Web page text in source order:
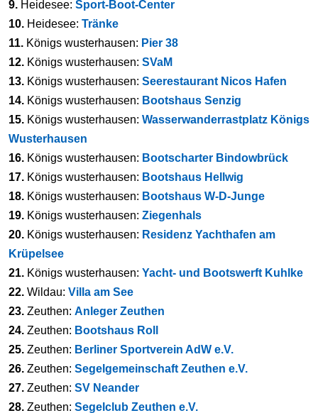
9. Heidesee: Sport-Boot-Center
10. Heidesee: Tränke
11. Königs wusterhausen: Pier 38
12. Königs wusterhausen: SVaM
13. Königs wusterhausen: Seerestaurant Nicos Hafen
14. Königs wusterhausen: Bootshaus Senzig
15. Königs wusterhausen: Wasserwanderrastplatz Königs
Wusterhausen
16. Königs wusterhausen: Bootscharter Bindowbrück
17. Königs wusterhausen: Bootshaus Hellwig
18. Königs wusterhausen: Bootshaus W-D-Junge
19. Königs wusterhausen: Ziegenhals
20. Königs wusterhausen: Residenz Yachthafen am
Krüpelsee
21. Königs wusterhausen: Yacht- und Bootswerft Kuhlke
22. Wildau: Villa am See
23. Zeuthen: Anleger Zeuthen
24. Zeuthen: Bootshaus Roll
25. Zeuthen: Berliner Sportverein AdW e.V.
26. Zeuthen: Segelgemeinschaft Zeuthen e.V.
27. Zeuthen: SV Neander
28. Zeuthen: Segelclub Zeuthen e.V.